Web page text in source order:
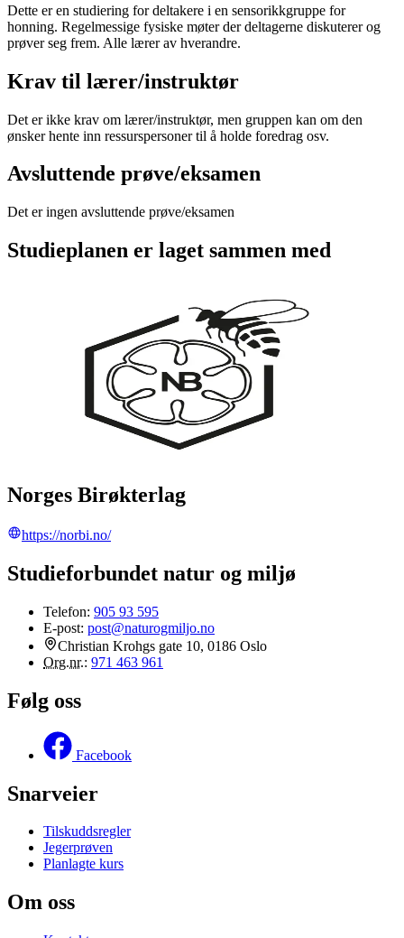
Dette er en studiering for deltakere i en sensorikkgruppe for
honning. Regelmessige fysiske møter der deltagerne diskuterer og
prøver seg frem. Alle lærer av hverandre.
Krav til lærer/instruktør
Det er ikke krav om lærer/instruktør, men gruppen kan om den
ønsker hente inn ressurspersoner til å holde foredrag osv.
Avsluttende prøve/eksamen
Det er ingen avsluttende prøve/eksamen
Studieplanen er laget sammen med
Norges Birøkterlag
https://norbi.no/
Studieforbundet natur og miljø
Telefon: 905 93 595
E-post: post@naturogmiljo.no
Christian Krohgs gate 10, 0186 Oslo
Org.nr.: 971 463 961
Følg oss
Facebook
Snarveier
Tilskuddsregler
Jegerprøven
Planlagte kurs
Om oss